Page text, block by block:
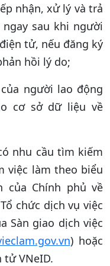
nhận, xử lý và trả
sau khi người
tử, nếu đăng ký
hồi lý do;
người lao động
cơ sở dữ liệu về
nhu cầu tìm kiếm
việc làm theo biểu
của Chính phủ về
chức dịch vụ việc
Sàn giao dịch việc
) hoặc
VNeID.